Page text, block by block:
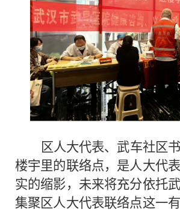
区人大代表、武车社区
楼宇里的联络点，是人大代
实的缩影，未来将充分依托
集聚区人大代表联络点这一